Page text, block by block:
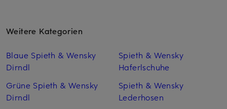
Weitere Kategorien
Blaue Spieth & Wensky
Dirndl
Grüne Spieth & Wensky
Dirndl
Spieth & Wensky
Haferlschuhe
Spieth & Wensky
Lederhosen